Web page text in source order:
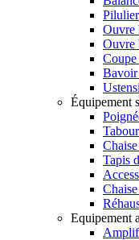
Pilulier
Ouvre
Ouvre
Coupe
Bavoir
Équipement
Tapis
Equipement